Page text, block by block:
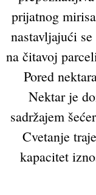
prijatnog
nastavljajući
na čitavoj
Pored
Nektar je
sadržajem
Cvetanje
kapacitet